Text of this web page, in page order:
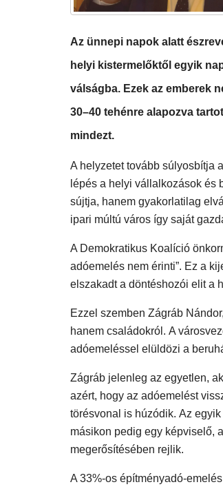
Az ünnepi napok alatt
helyi kistermelőktől egyik
válságba. Ezek az emberek
30–40 tehénre alapozva
mindezt.
A helyzetet tovább súlyosbítja
lépés a helyi vállalkozások és
sújtja, hanem gyakorlatilag
ipari múltú város így saját
A Demokratikus Koalíció
adóemelés nem érinti”. Ez a
elszakadt a döntéshozói elit a
Ezzel szemben Zágráb
hanem családokról. A
adóemeléssel elüldözi a
Zágráb jelenleg az egyetlen,
azért, hogy az adóemelést
törésvonal is húzódik. Az
másikon pedig egy képviselő,
megerősítésében rejlik.
A 33%-os építményadó-